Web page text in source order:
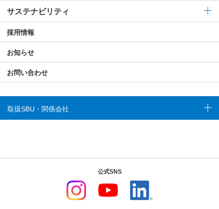
サステナビリティ
採用情報
お知らせ
お問い合わせ
取扱SBU・関係会社
公式SNS